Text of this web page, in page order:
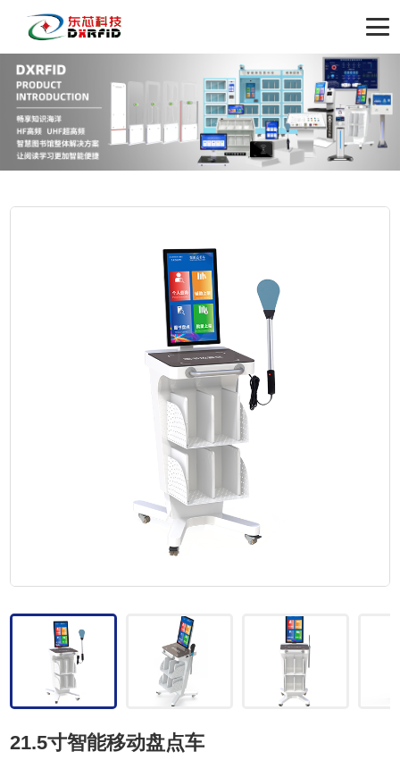
21.5寸智能移动盘点车